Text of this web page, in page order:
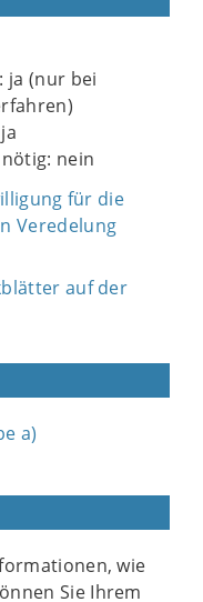
ja (nur bei
nein
für die
Veredelung
auf der
a)
wie
Sie Ihrem